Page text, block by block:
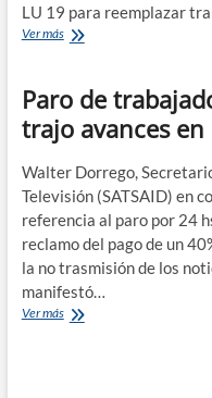
LU 19 para reemplazar
Ver másParo
televisión:
polémica
en
10
por
trabajador
de
radio
que
reemplazo
su
Paro de
trajo avances
Walter Dorrego,
Televisión (SATSAID) en
referencia al paro por 24
reclamo del pago de un
la no trasmisión de los
manifestó…
Ver másParo